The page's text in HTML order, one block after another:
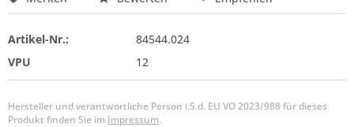
Artikel-Nr.:
84544.024
VPU
12
Hersteller und verantwortliche Person i.S.d. EU VO 2023/988 für dieses
Produkt finden Sie im Impressum.